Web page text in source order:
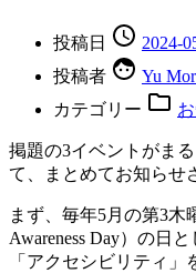
投稿日
2024-
投稿者
Yu
カテゴリー
掲題の3イベントがま
て、まとめてお知らせ
まず、毎年5月の第3木
Awareness Day）の日
「アクセシビリティ